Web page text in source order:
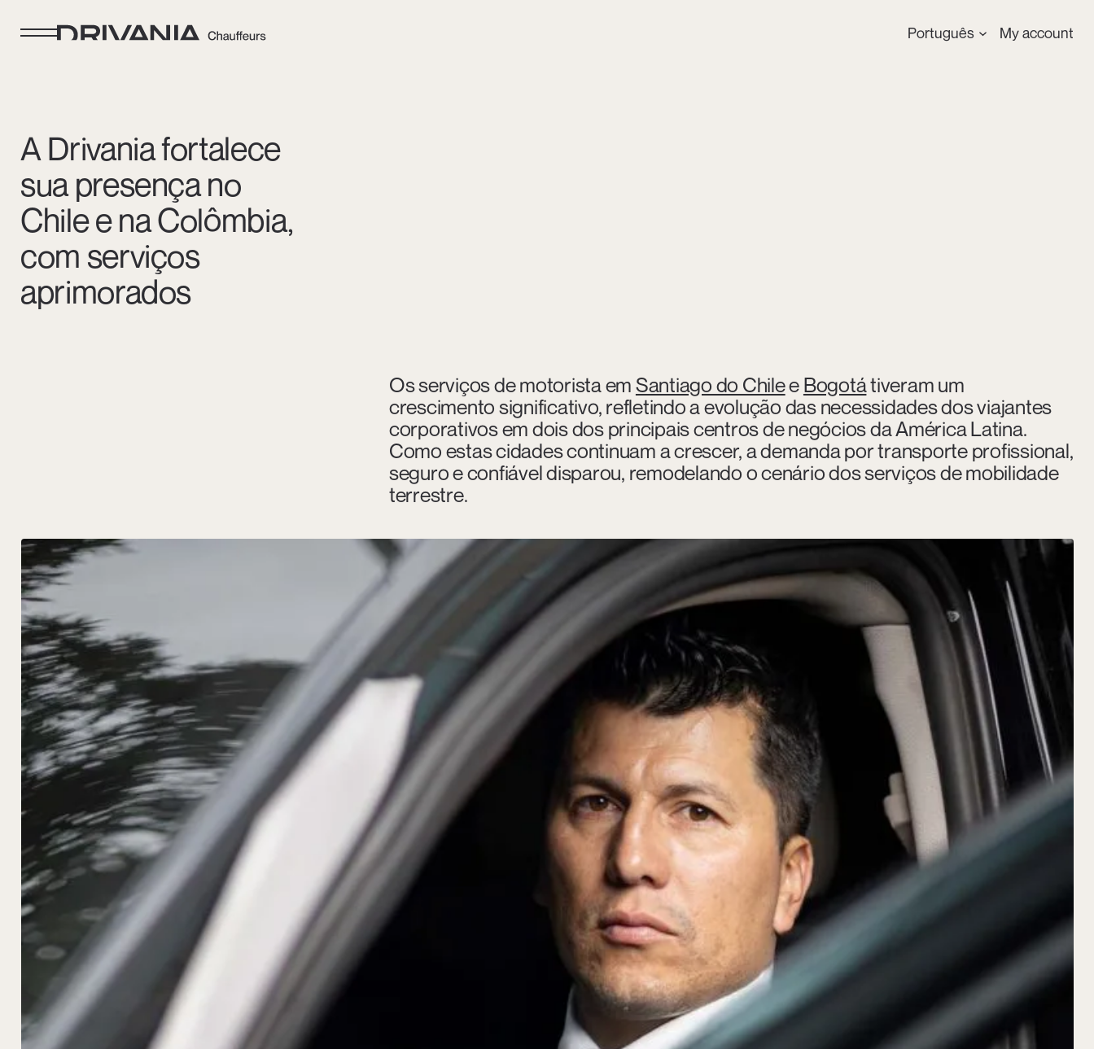
Português My account
A Drivania fortalece
sua presença no
Chile e na Colômbia,
com serviços
aprimorados
Os serviços de motorista em Santiago do Chilee Bogotátiveram um
crescimento significativo, refletindo a evolução das necessidades dos viajantes
corporativos em dois dos principais centros de negócios da América Latina.
Como estas cidades continuam a crescer, a demanda por transporte profissional,
seguro e confiável disparou, remodelando o cenário dos serviços de mobilidade
terrestre.